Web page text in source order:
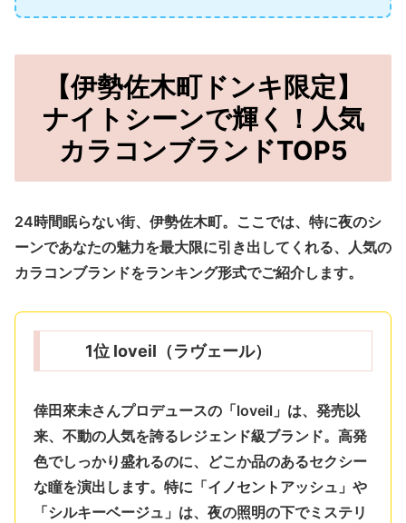
【伊勢佐木町ドンキ限定】
ナイトシーンで輝く！人気
カラコンブランドTOP5
24時間眠らない街、伊勢佐木町。ここでは、特に夜のシ
ーンであなたの魅力を最大限に引き出してくれる、人気の
カラコンブランドをランキング形式でご紹介します。
1位 loveil（ラヴェール）
倖田來未さんプロデュースの「loveil」は、発売以
来、不動の人気を誇るレジェンド級ブランド。 高発
色でしっかり盛れるのに、どこか品のあるセクシー
な瞳を演出します。特に「イノセントアッシュ」や
「シルキーベージュ」は、夜の照明の下でミステリ